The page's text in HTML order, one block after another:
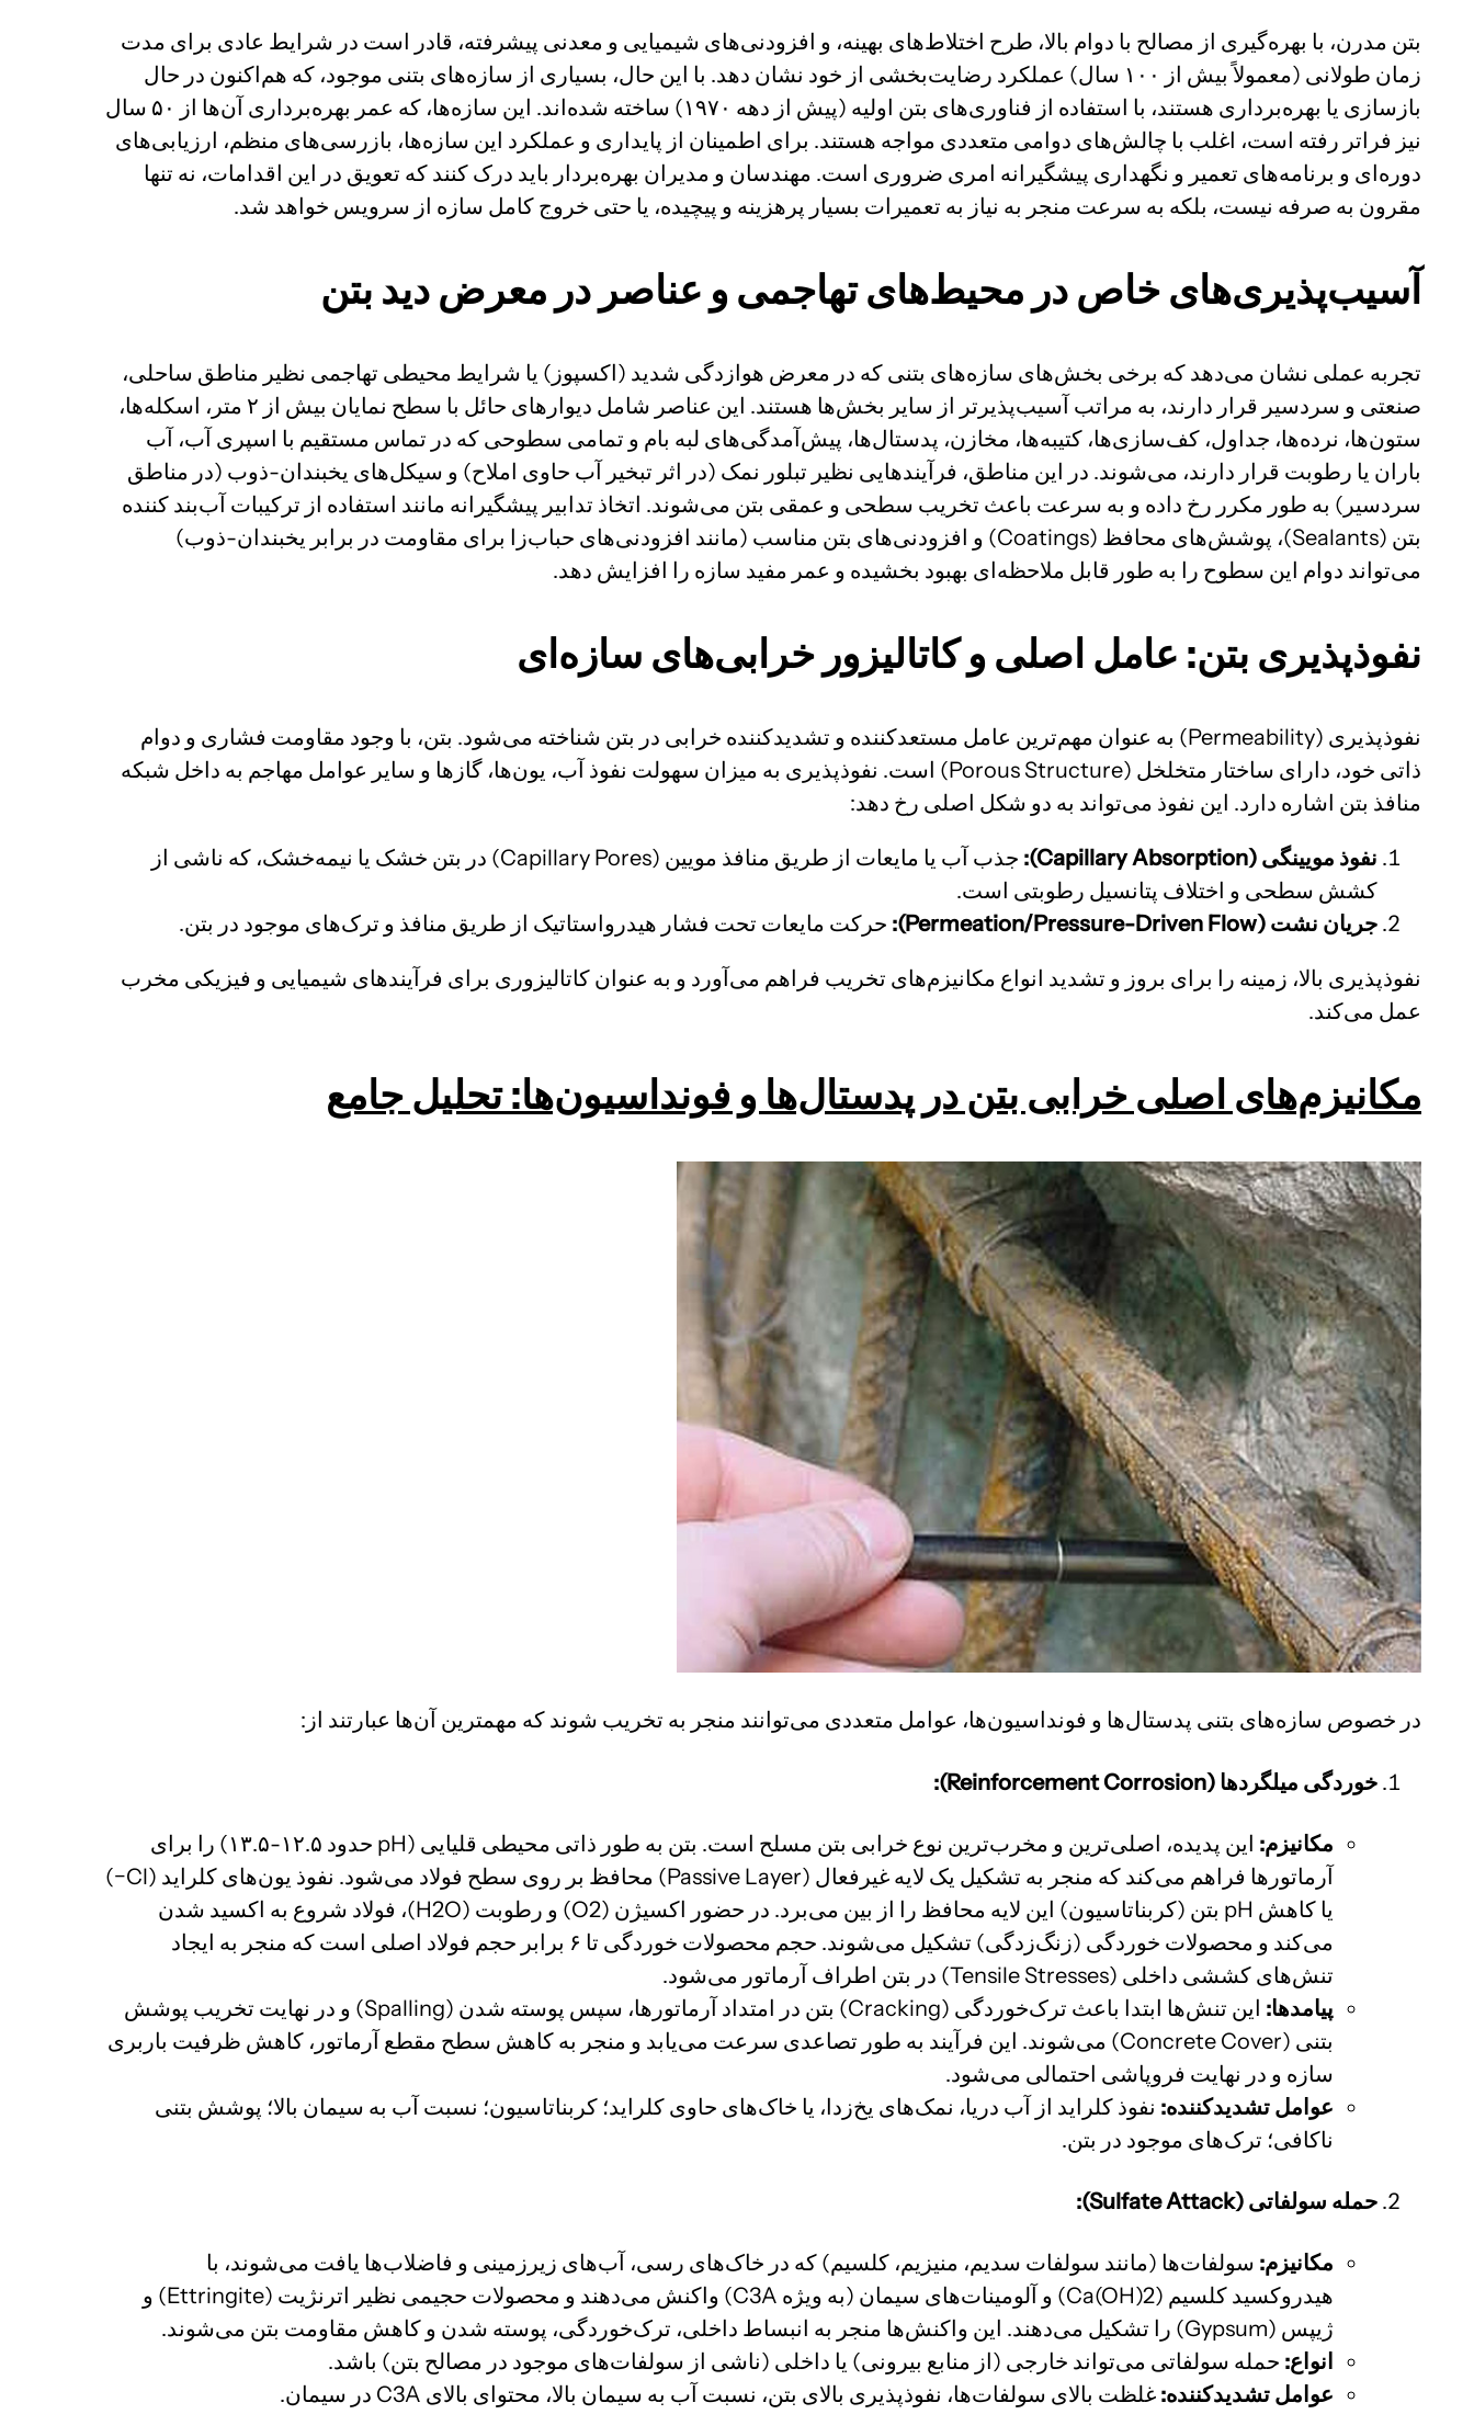
بتن مدرن، با بهره‌گیری از مصالح با دوام بالا، طرح اختلاط‌های بهینه، و افزودنی‌های شیمیایی و معدنی پیشرفته، قادر است در شرایط عادی برای مدت
زمان طولانی (معمولاً بیش از ۱۰۰ سال) عملکرد رضایت‌بخشی از خود نشان دهد. با این حال، بسیاری از سازه‌های بتنی موجود، که هم‌اکنون در حال
بازسازی یا بهره‌برداری هستند، با استفاده از فناوری‌های بتن اولیه (پیش از دهه ۱۹۷۰) ساخته شده‌اند. این سازه‌ها، که عمر بهره‌برداری آن‌ها از ۵۰ سال
نیز فراتر رفته است، اغلب با چالش‌های دوامی متعددی مواجه هستند. برای اطمینان از پایداری و عملکرد این سازه‌ها، بازرسی‌های منظم، ارزیابی‌های
دوره‌ای و برنامه‌های تعمیر و نگهداری پیشگیرانه امری ضروری است. مهندسان و مدیران بهره‌بردار باید درک کنند که تعویق در این اقدامات، نه تنها
مقرون به صرفه نیست، بلکه به سرعت منجر به نیاز به تعمیرات بسیار پرهزینه و پیچیده، یا حتی خروج کامل سازه از سرویس خواهد شد.
آسیب‌پذیری‌های خاص در محیط‌های تهاجمی و عناصر در معرض دید بتن
تجربه عملی نشان می‌دهد که برخی بخش‌های سازه‌های بتنی که در معرض هوازدگی شدید (اکسپوز) یا شرایط محیطی تهاجمی نظیر مناطق ساحلی،
صنعتی و سردسیر قرار دارند، به مراتب آسیب‌پذیرتر از سایر بخش‌ها هستند. این عناصر شامل دیوارهای حائل با سطح نمایان بیش از ۲ متر، اسکله‌ها،
ستون‌ها، نرده‌ها، جداول، کف‌سازی‌ها، کتیبه‌ها، مخازن، پدستال‌ها، پیش‌آمدگی‌های لبه بام و تمامی سطوحی که در تماس مستقیم با اسپری آب، آب
باران یا رطوبت قرار دارند، می‌شوند. در این مناطق، فرآیندهایی نظیر تبلور نمک (در اثر تبخیر آب حاوی املاح) و سیکل‌های یخبندان-ذوب (در مناطق
سردسیر) به طور مکرر رخ داده و به سرعت باعث تخریب سطحی و عمقی بتن می‌شوند. اتخاذ تدابیر پیشگیرانه مانند استفاده از ترکیبات آب‌بند کننده
بتن (Sealants)، پوشش‌های محافظ (Coatings) و افزودنی‌های بتن مناسب (مانند افزودنی‌های حباب‌زا برای مقاومت در برابر یخبندان-ذوب)
می‌تواند دوام این سطوح را به طور قابل ملاحظه‌ای بهبود بخشیده و عمر مفید سازه را افزایش دهد.
نفوذپذیری بتن: عامل اصلی و کاتالیزور خرابی‌های سازه‌ای
نفوذپذیری (Permeability) به عنوان مهم‌ترین عامل مستعدکننده و تشدیدکننده خرابی در بتن شناخته می‌شود. بتن، با وجود مقاومت فشاری و دوام
ذاتی خود، دارای ساختار متخلخل (Porous Structure) است. نفوذپذیری به میزان سهولت نفوذ آب، یون‌ها، گازها و سایر عوامل مهاجم به داخل شبکه
منافذ بتن اشاره دارد. این نفوذ می‌تواند به دو شکل اصلی رخ دهد:
نفوذ مویینگی (Capillary Absorption):
جذب آب یا مایعات از طریق منافذ مویین (Capillary Pores) در بتن خشک یا نیمه‌خشک، که ناشی از
کشش سطحی و اختلاف پتانسیل رطوبتی است.
جریان نشت (Permeation/Pressure-Driven Flow): حرکت مایعات تحت فشار هیدرواستاتیک از طریق منافذ و ترک‌های موجود در بتن.
نفوذپذیری بالا، زمینه را برای بروز و تشدید انواع مکانیزم‌های تخریب فراهم می‌آورد و به عنوان کاتالیزوری برای فرآیندهای شیمیایی و فیزیکی مخرب
عمل می‌کند.
مکانیزم‌های اصلی خرابی بتن در پدستال‌ها و فونداسیون‌ها: تحلیل جامع
در خصوص سازه‌های بتنی پدستال‌ها و فونداسیون‌ها، عوامل متعددی می‌توانند منجر به تخریب شوند که مهمترین آن‌ها عبارتند از:
خوردگی میلگردها (Reinforcement Corrosion):
مکانیزم:
این پدیده، اصلی‌ترین و مخرب‌ترین نوع خرابی بتن مسلح است. بتن به طور ذاتی محیطی قلیایی (pH حدود ۱۲.۵-۱۳.۵) را برای
آرماتورها فراهم می‌کند که منجر به تشکیل یک لایه غیرفعال (Passive Layer) محافظ بر روی سطح فولاد می‌شود. نفوذ یون‌های کلراید (
Cl
−)
یا کاهش pH بتن (کربناتاسیون) این لایه محافظ را از بین می‌برد. در حضور اکسیژن (
O2​) و رطوبت ( H2​O)، فولاد شروع به اکسید شدن
می‌کند و محصولات خوردگی (زنگ‌زدگی) تشکیل می‌شوند. حجم محصولات خوردگی تا ۶ برابر حجم فولاد اصلی است که منجر به ایجاد
تنش‌های کششی داخلی (Tensile Stresses) در بتن اطراف آرماتور می‌شود.
پیامدها:
این تنش‌ها ابتدا باعث ترک‌خوردگی (Cracking) بتن در امتداد آرماتورها، سپس پوسته شدن (Spalling) و در نهایت تخریب پوشش
بتنی (Concrete Cover) می‌شوند. این فرآیند به طور تصاعدی سرعت می‌یابد و منجر به کاهش سطح مقطع آرماتور، کاهش ظرفیت باربری
سازه و در نهایت فروپاشی احتمالی می‌شود.
عوامل تشدیدکننده: نفوذ کلراید از آب دریا، نمک‌های یخ‌زدا، یا خاک‌های حاوی کلراید؛ کربناتاسیون؛ نسبت آب به سیمان بالا؛ پوشش بتنی
ناکافی؛ ترک‌های موجود در بتن.
حمله سولفاتی (Sulfate Attack):
مکانیزم: سولفات‌ها (مانند سولفات سدیم، منیزیم، کلسیم) که در خاک‌های رسی، آب‌های زیرزمینی و فاضلاب‌ها یافت می‌شوند، با
هیدروکسید کلسیم (
Ca(OH)2​) و آلومینات‌های سیمان (به ویژه C3
​A) واکنش می‌دهند و محصولات حجیمی نظیر اترنژیت (Ettringite) و
ژیپس (Gypsum) را تشکیل می‌دهند. این واکنش‌ها منجر به انبساط داخلی، ترک‌خوردگی، پوسته شدن و کاهش مقاومت بتن می‌شوند.
انواع: حمله سولفاتی می‌تواند خارجی (از منابع بیرونی) یا داخلی (ناشی از سولفات‌های موجود در مصالح بتن) باشد.
عوامل تشدیدکننده: غلظت بالای سولفات‌ها، نفوذپذیری بالای بتن، نسبت آب به سیمان بالا، محتوای بالای C3​A در سیمان.